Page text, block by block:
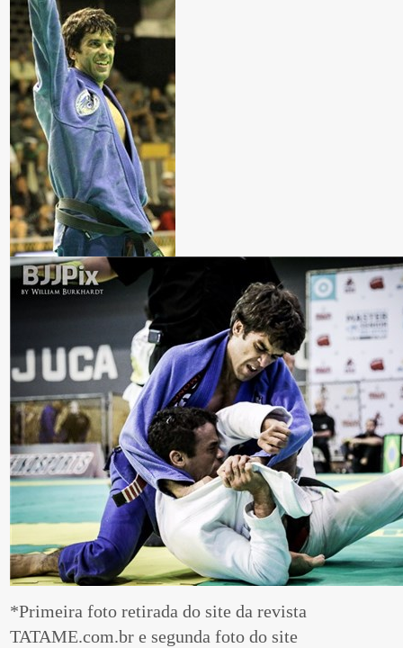
*Primeira foto retirada do site da revista
TATAME.com.br e segunda foto do site